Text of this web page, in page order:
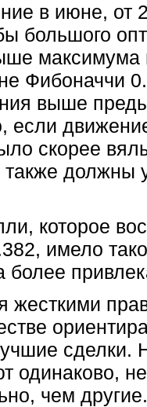
в июне, от
большого
Фибоначчи
выше
если
скорее
должны
которое
имело
более
жесткими
сделки.
одинаково,
чем другие.